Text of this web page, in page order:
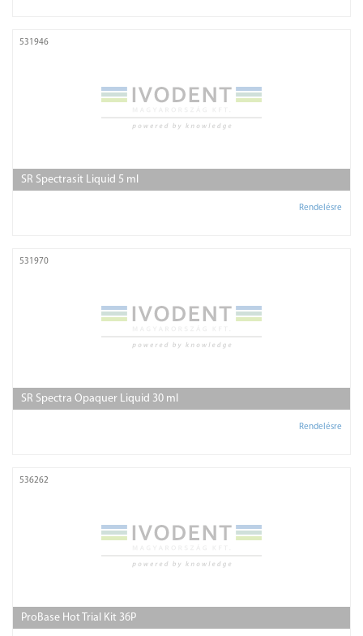
531946
SR Spectrasit Liquid 5 ml
Rendelésre
531970
SR Spectra Opaquer Liquid 30 ml
Rendelésre
536262
ProBase Hot Trial Kit 36P